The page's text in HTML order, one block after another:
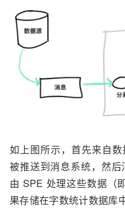
如上图所示，首先来自
被推送到消息系统，然
由 SPE 处理这些数据（
果存储在字数统计数据库